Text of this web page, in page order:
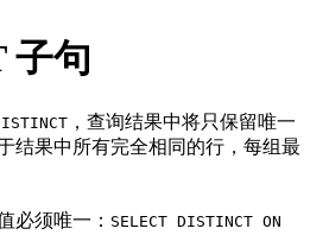
子句
，查询结果中将只保留唯一
结果中所有完全相同的行，每组最
必须唯一： SELECT DISTINCT ON